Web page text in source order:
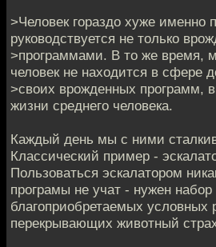
>Человек гораздо хуже именно
руководствуется не только
>программами. В то же время,
человек не находится в сфере
>своих врожденных программ,
жизни среднего человека.
Каждый день мы с ними
Классический пример -
Пользоваться эскалатором
програмы не учат - нужен набор
благоприобретаемых условных
перекрывающих животный